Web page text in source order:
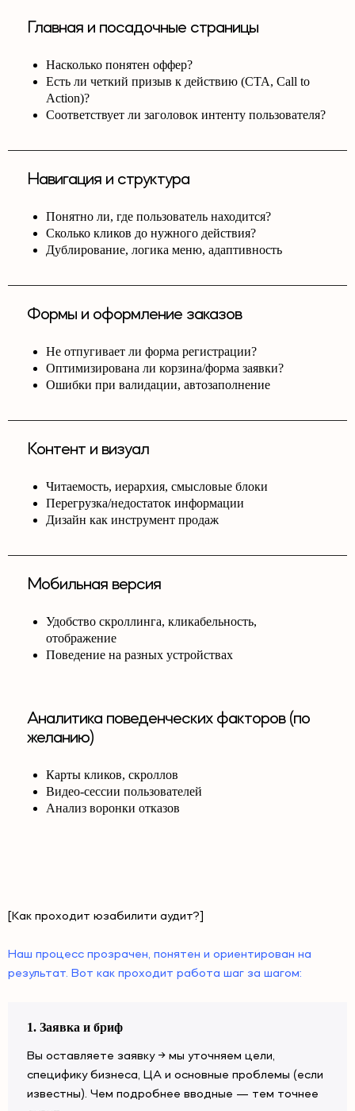
Главная и посадочные страницы
Насколько понятен оффер?
Есть ли четкий призыв к действию (CTA, Call to
Action)?
Соответствует ли заголовок интенту пользователя?
Навигация и структура
Понятно ли, где пользователь находится?
Сколько кликов до нужного действия?
Дублирование, логика меню, адаптивность
Формы и оформление заказов
Не отпугивает ли форма регистрации?
Оптимизирована ли корзина/форма заявки?
Ошибки при валидации, автозаполнение
Контент и визуал
Читаемость, иерархия, смысловые блоки
Перегрузка/недостаток информации
Дизайн как инструмент продаж
Мобильная версия
Удобство скроллинга, кликабельность,
отображение
Поведение на разных устройствах
Аналитика поведенческих факторов (по
желанию)
Карты кликов, скроллов
Видео-сессии пользователей
Анализ воронки отказов
[Как проходит юзабилити аудит?]
Наш процесс прозрачен, понятен и ориентирован на
результат. Вот как проходит работа шаг за шагом:
1. Заявка и бриф
Вы оставляете заявку → мы уточняем цели,
специфику бизнеса, ЦА и основные проблемы (если
известны). Чем подробнее вводные — тем точнее